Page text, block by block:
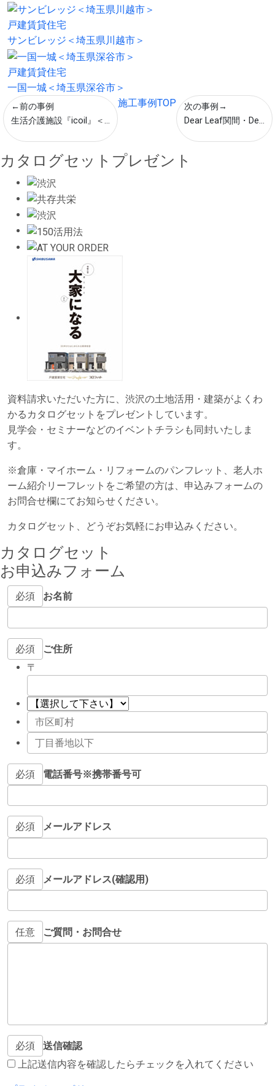
戸建賃貸住宅
サンビレッジ＜埼玉県川越市＞
戸建賃貸住宅
一国一城＜埼玉県深谷市＞
←前の事例
生活介護施設『icoil』＜...
施工事例TOP
次の事例→
Dear Leaf関間・De...
カタログセットプレゼント
資料請求いただいた方に、渋沢の土地活用・建築がよくわ
かるカタログセットをプレゼントしています。
見学会・セミナーなどのイベントチラシも同封いたしま
す。
※倉庫・マイホーム・リフォームのパンフレット、老人ホ
ーム紹介リーフレットをご希望の方は、申込みフォームの
お問合せ欄にてお知らせください。
カタログセット、どうぞお気軽にお申込みください。
カタログセット
お申込みフォーム
必須 お名前
必須
ご住所
〒
必須 電話番号※携帯番号可
必須 メールアドレス
必須 メールアドレス(確認用)
任意 ご質問・お問合せ
必須
送信確認
上記送信内容を確認したらチェックを入れてください